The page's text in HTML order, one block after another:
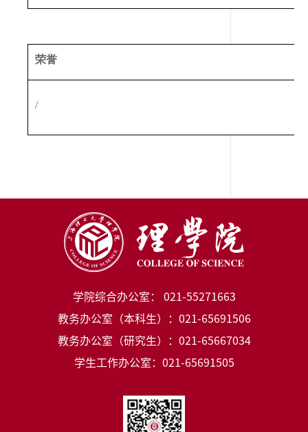
荣誉
/
学院综合办公室： 021-55271663
教务办公室（本科生）：021-65691506
教务办公室（研究生）：021-65667034
学生工作办公室：021-65691505